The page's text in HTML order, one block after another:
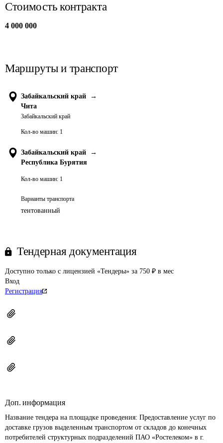
Стоимость контракта
4 000 000
Маршруты и транспорт
Забайкальский край
→
Чита
Забайкальский край
Кол-во машин: 1
Забайкальский край
→
Республика Бурятия
Кол-во машин: 1
Варианты транспорта
тентованный
Тендерная документация
Доступно только с лицензией «Тендеры» за 750 ₽ в мес
Вход
Регистрация
Доп. информация
Название тендера на площадке проведения: Предоставление услуг по
доставке грузов выделенным транспортом от складов до конечных
потребителей структурных подразделений ПАО «Ростелеком» в г.